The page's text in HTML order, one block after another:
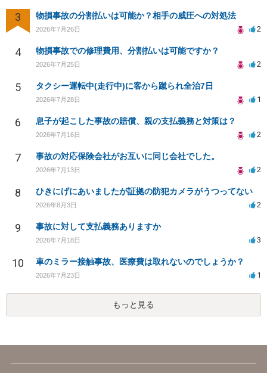
3 物損事故の分割払いは可能か？相手の威圧への対処法
2026年7月26日 2
4 物損事故での修理費用、分割払いは可能ですか？
2026年7月25日 2
5 タクシー運転中(走行中)に客から蹴られ全治7日
2026年7月28日 1
6 息子が起こした事故の賠償、親の支払義務と対策は？
2026年7月16日 2
7 事故の対応保険会社がお互いに同じ会社でした。
2026年7月13日 2
8 ひきにげにあいましたが証拠の防犯カメラがうつってない
2026年8月3日 2
9 事故に対して支払義務ありますか
2026年7月18日 3
10 車のミラー接触事故、医療費は取れないのでしょうか？
2026年7月23日 1
もっと見る